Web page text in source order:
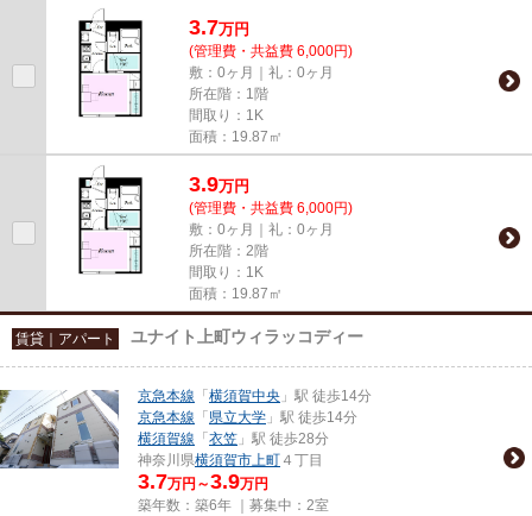
3.7万円
(管理費・共益費 6,000円)
敷：0ヶ月｜礼：0ヶ月
所在階：1階
間取り：1K
面積：19.87㎡
3.9万円
(管理費・共益費 6,000円)
敷：0ヶ月｜礼：0ヶ月
所在階：2階
間取り：1K
面積：19.87㎡
賃貸｜アパート ユナイト上町ウィラッコディー
京急本線 「 横須賀中央 」駅 徒歩14分
京急本線 「 県立大学 」駅 徒歩14分
横須賀線 「 衣笠 」駅 徒歩28分
神奈川県横須賀市上町 ４丁目
3.7万円～3.9万円
築年数：築6年 ｜募集中： 2室